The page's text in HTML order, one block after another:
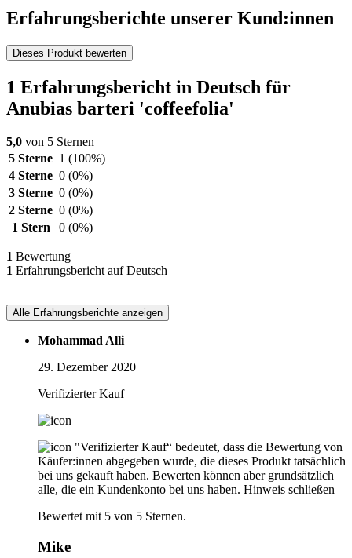
Erfahrungsberichte unserer Kund:innen
Dieses Produkt bewerten
1 Erfahrungsbericht in Deutsch für
Anubias barteri 'coffeefolia'
5,0 von 5 Sternen
5 Sterne 1 (100%)
4 Sterne 0 (0%)
3 Sterne 0 (0%)
2 Sterne 0 (0%)
1 Stern
0 (0%)
1 Bewertung
1 Erfahrungsbericht auf Deutsch
Alle Erfahrungsberichte anzeigen
Mohammad Alli
29. Dezember 2020
Verifizierter Kauf
"Verifizierter Kauf“ bedeutet, dass die Bewertung von
Käufer:innen abgegeben wurde, die dieses Produkt tatsächlich
bei uns gekauft haben. Bewerten können aber grundsätzlich
alle, die ein Kundenkonto bei uns haben. Hinweis schließen
Bewertet mit 5 von 5 Sternen.
Mike